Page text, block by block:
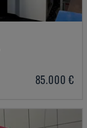
85.000 €